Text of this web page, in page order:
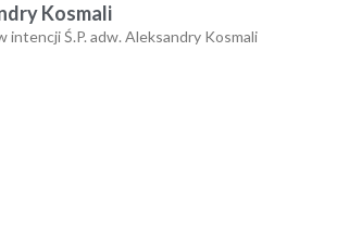
Kosmali
intencji Ś.P. adw. Aleksandry Kosmali